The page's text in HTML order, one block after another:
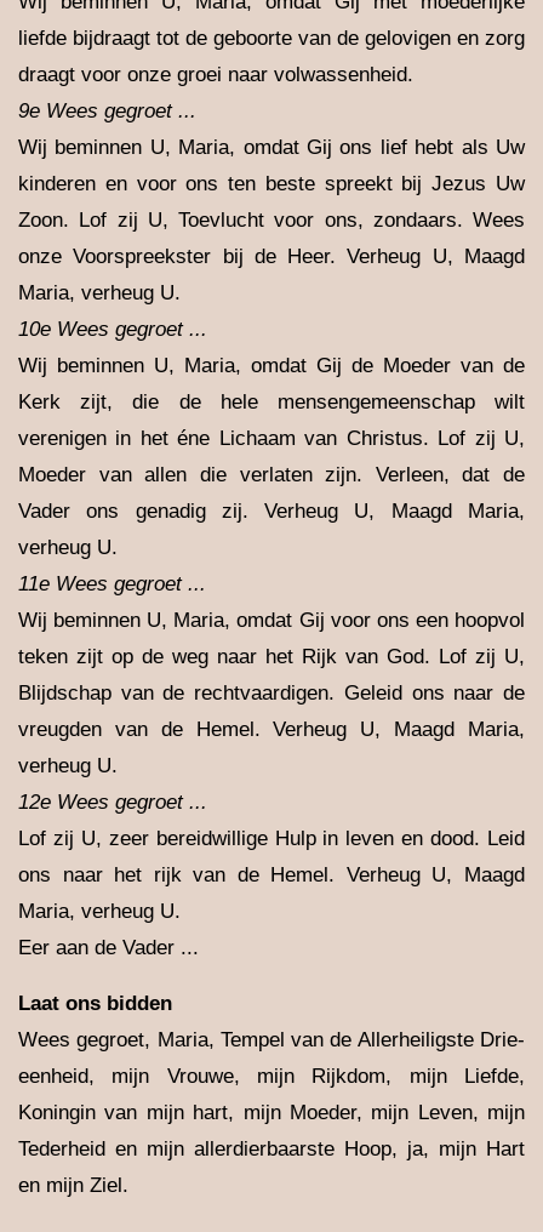
liefde bijdraagt tot de geboorte van de gelovigen en zorg
draagt voor onze groei naar volwassenheid.
9e Wees gegroet ...
Wij beminnen U, Maria, omdat Gij ons lief hebt als Uw
kinderen en voor ons ten beste spreekt bij Jezus Uw
Zoon. Lof zij U, Toevlucht voor ons, zondaars. Wees
onze Voorspreekster bij de Heer. Verheug U, Maagd
Maria, verheug U.
10e Wees gegroet ...
Wij beminnen U, Maria, omdat Gij de Moeder van de
Kerk zijt, die de hele mensengemeenschap wilt
verenigen in het éne Lichaam van Christus. Lof zij U,
Moeder van allen die verlaten zijn. Verleen, dat de
Vader ons genadig zij. Verheug U, Maagd Maria,
verheug U.
11e Wees gegroet ...
Wij beminnen U, Maria, omdat Gij voor ons een hoopvol
teken zijt op de weg naar het Rijk van God. Lof zij U,
Blijdschap van de rechtvaardigen. Geleid ons naar de
vreugden van de Hemel. Verheug U, Maagd Maria,
verheug U.
12e Wees gegroet ...
Lof zij U, zeer bereidwillige Hulp in leven en dood. Leid
ons naar het rijk van de Hemel. Verheug U, Maagd
Maria, verheug U.
Eer aan de Vader ...
Laat ons bidden
Wees gegroet, Maria, Tempel van de Allerheiligste Drie-
eenheid, mijn Vrouwe, mijn Rijkdom, mijn Liefde,
Koningin van mijn hart, mijn Moeder, mijn Leven, mijn
Tederheid en mijn allerdierbaarste Hoop, ja, mijn Hart
en mijn Ziel.